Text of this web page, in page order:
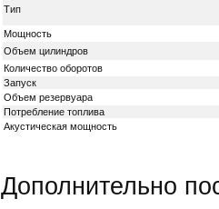
Тип
Мощность
Объем цилиндров
Количество оборотов
Запуск
Объем резервуара
Потребление топлива
Акустическая мощность
Дополнительно